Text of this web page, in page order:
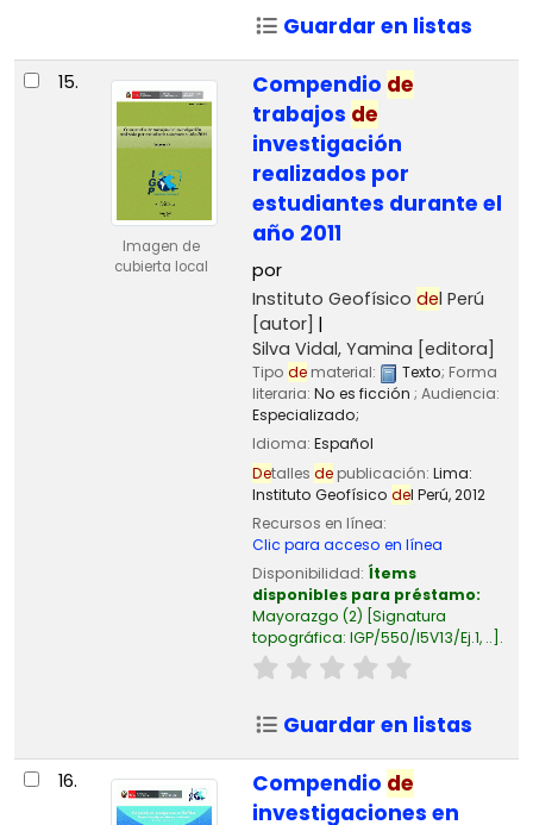
Guardar en listas
15.
Imagen de
cubierta local
Compendio de
trabajos de
investigación
realizados por
estudiantes durante el
año 2011
por
Instituto Geofísico del Perú
[autor]
Silva Vidal, Yamina [editora]
Tipo dematerial: Texto; Forma
literaria: No es ficción ; Audiencia:
Especializado;
Idioma: Español
Detalles depublicación: Lima:
Instituto Geofísico del Perú,2012
Recursos en línea:
Clic para acceso en línea
Disponibilidad: Ítems
disponibles para préstamo:
Mayorazgo (2) Signatura
topográfica: IGP/550/I5V13/Ej.1, .. .
Guardar en listas
16. Compendio de
investigaciones en